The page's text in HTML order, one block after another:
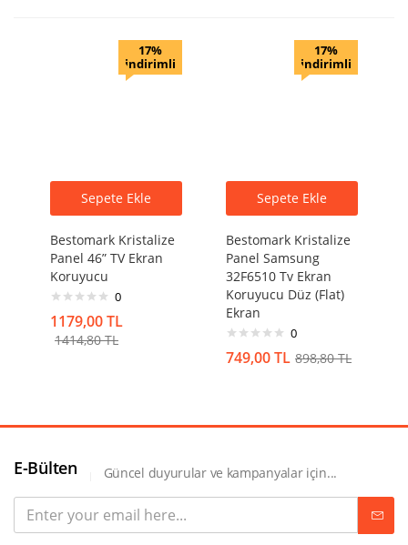
17%
indirimli
Sepete Ekle
Bestomark Kristalize
Panel 46” TV Ekran
Koruyucu
0
1179,00TL
1414,80TL
17%
indirimli
Sepete Ekle
Bestomark Kristalize
Panel Samsung
32F6510 Tv Ekran
Koruyucu Düz (Flat)
Ekran
0
749,00TL 898,80TL
E-Bülten Güncel duyurular ve kampanyalar için...